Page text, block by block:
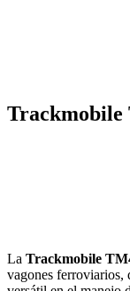
Trackmobile
La Trackmobile
vagones ferroviarios,